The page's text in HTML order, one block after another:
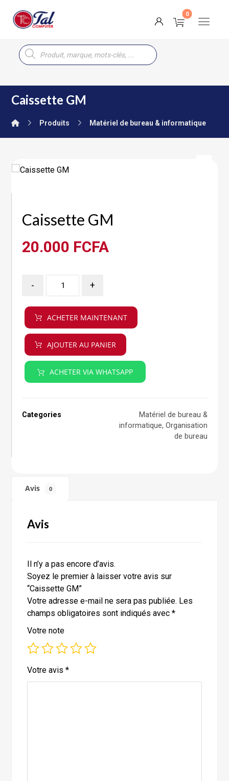
Caissette GM
Produits Matériel de bureau & informatique
Caissette GM
20.000 FCFA
- +
ACHETER MAINTENANT
AJOUTER AU PANIER
ACHETER VIA WHATSAPP
Categories
Matériel de bureau &
informatique, Organisation
de bureau
Avis 0
Avis
Il n’y a pas encore d’avis.
Soyez le premier à laisser votre avis sur
“Caissette GM”
Votre adresse e-mail ne sera pas publiée. Les
champs obligatoires sont indiqués avec*
Votre note
Votre avis*